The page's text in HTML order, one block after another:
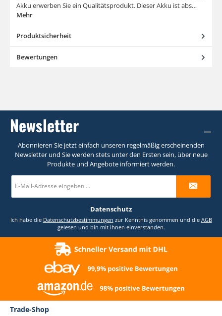
Akku erwerben Sie ein Qualitätsprodukt. Dieser Akku ist abs…
Mehr
Produktsicherheit
Bewertungen
Newsletter
Abonnieren Sie jetzt einfach unseren regelmäßig erscheinenden
Newsletter und Sie werden stets unter den Ersten sein, über neue
Produkte und Angebote informiert werden.
E-
Mail-
Datenschutz
Ich habe die Datenschutzbestimmungen zur Kenntnis genommen und die AGB
gelesen und bin mit ihnen einverstanden.
Trade-Shop